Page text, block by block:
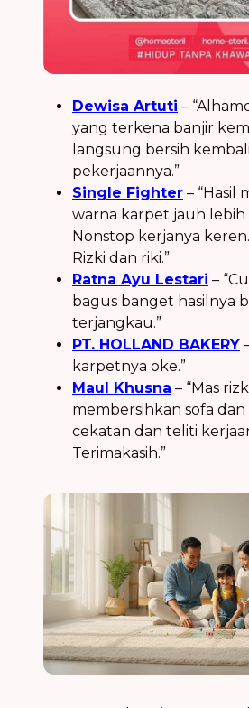
Dewisa Artuti –
yang terkena banjir
langsung bersih
pekerjaannya.”
Single Fighter – “Hasil
warna karpet jauh lebih
Nonstop kerjanya
Rizki dan riki.”
Ratna Ayu Lestari –
bagus banget hasilnya
terjangkau.”
PT. HOLLAND BAKERY
karpetnya oke.”
Maul Khusna – “Mas
membersihkan sofa
cekatan dan teliti
Terimakasih.”